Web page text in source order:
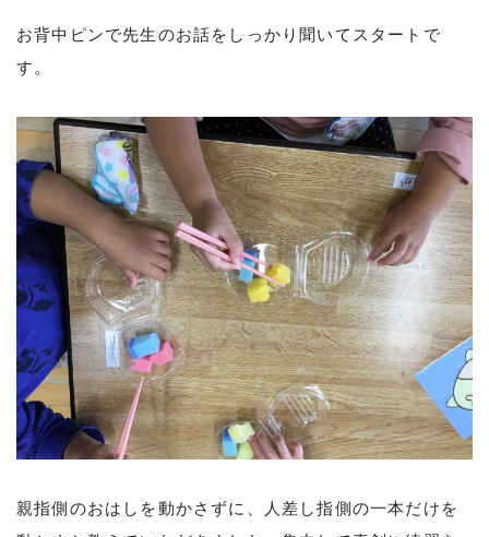
お背中ピンで先生のお話をしっかり聞いてスタートで
す。
親指側のおはしを動かさずに、人差し指側の一本だけを